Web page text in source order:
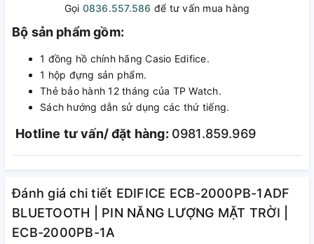
Gọi 0836.557.586 để tư vấn mua hàng
Bộ sản phẩm gồm:
1 đồng hồ chính hãng Casio Edifice.
1 hộp đựng sản phẩm.
Thẻ bảo hành 12 tháng của TP Watch.
Sách hướng dẫn sử dụng các thứ tiếng.
Hotline tư vấn/ đặt hàng: 0981.859.969
Đánh giá chi tiết EDIFICE ECB-2000PB-1ADF
BLUETOOTH | PIN NĂNG LƯỢNG MẶT TRỜI |
ECB-2000PB-1A